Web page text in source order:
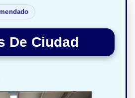
De Ciudad